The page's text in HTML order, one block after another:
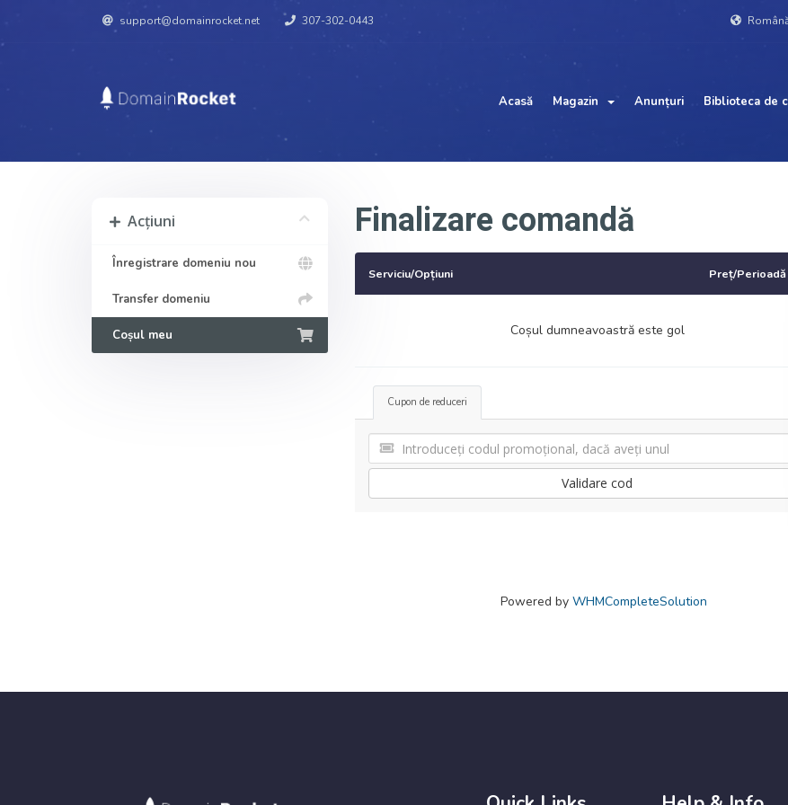
support@domainrocket.net 307-302-0443
Acasă Magazin Anunțuri Biblioteca de
Acțiuni
Înregistrare domeniu nou
Transfer domeniu
Coșul meu
Finalizare comandă
Serviciu/Opțiuni Preț/Perioadă
Coșul dumneavoastră este gol
Cupon de reduceri
Validare cod
Powered by WHMCompleteSolution